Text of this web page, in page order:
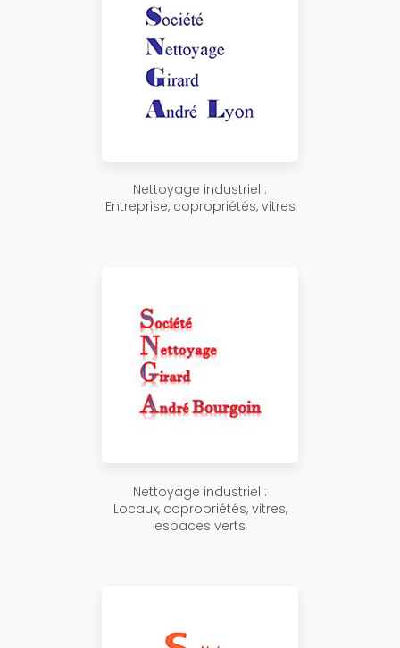
Nettoyage industriel :
Entreprise, copropriétés, vitres
Nettoyage industriel :
Locaux, copropriétés, vitres,
espaces verts